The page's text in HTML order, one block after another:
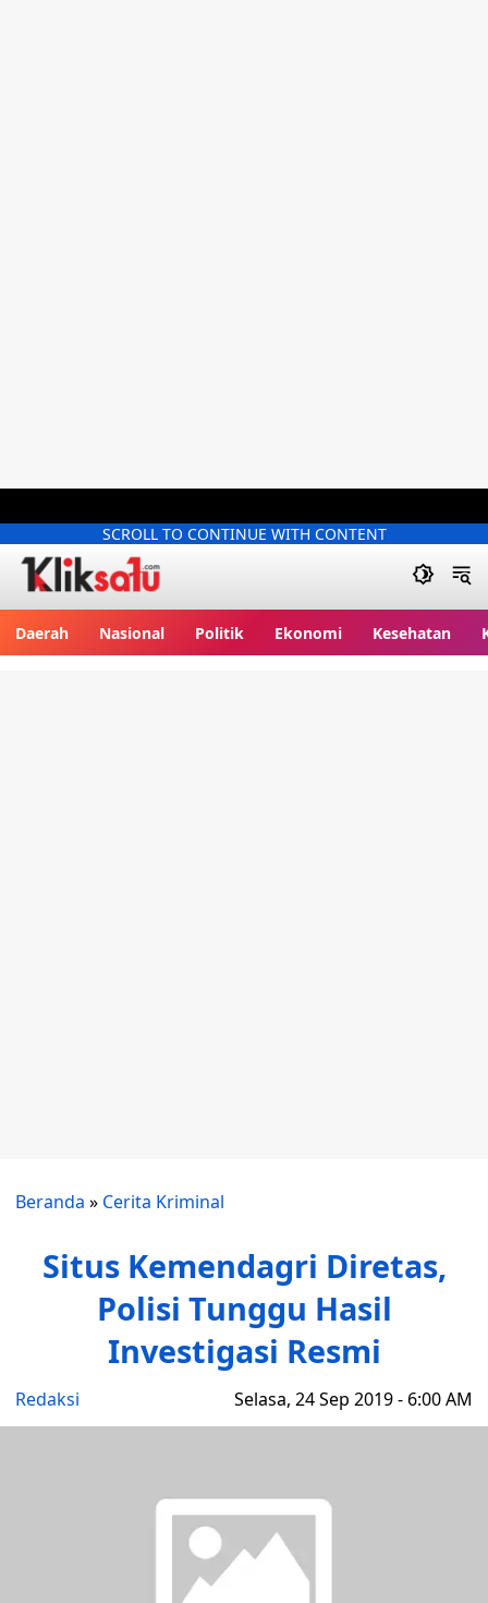
SCROLL TO CONTINUE WITH CONTENT
Daerah Nasional Politik Ekonomi Kesehatan
Beranda » Cerita Kriminal
Situs Kemendagri Diretas,
Polisi Tunggu Hasil
Investigasi Resmi
Redaksi Selasa, 24 Sep 2019 - 6:00 AM